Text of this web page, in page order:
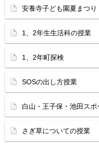
安養寺子ども園夏まつり
1、2年生生活科の授業
1、2年町探検
SOSの出し方授業
白山・王子保・池田ス
さぎ草についての授業